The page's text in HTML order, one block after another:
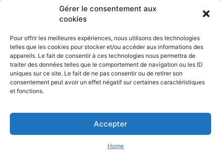
Gérer le consentement aux
cookies
Pour offrir les meilleures expériences, nous utilisons des technologies
telles que les cookies pour stocker et/ou accéder aux informations des
appareils. Le fait de consentir à ces technologies nous permettra de
traiter des données telles que le comportement de navigation ou les ID
uniques sur ce site. Le fait de ne pas consentir ou de retirer son
consentement peut avoir un effet négatif sur certaines caractéristiques
et fonctions.
Accepter
Home
SUIVEZ NOUS
Accueil Economie Entreprises Entrepreneur Afrique
HIGH-TECH Auto-Moto
© Challenges.tn By AAKOM.DIGITAL